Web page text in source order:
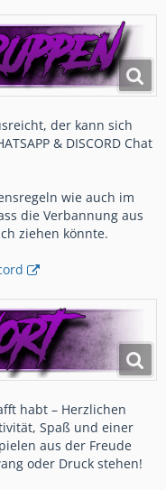
der kann sich
& DISCORD Chat
wie auch im
die Verbannung aus
ziehen könnte.
habt – Herzlichen
Spaß und einer
aus der Freude
oder Druck stehen!